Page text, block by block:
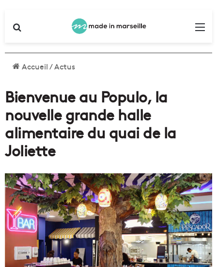
Accueil/Actus
Bienvenue au Populo, la
nouvelle grande halle
alimentaire du quai de la
Joliette